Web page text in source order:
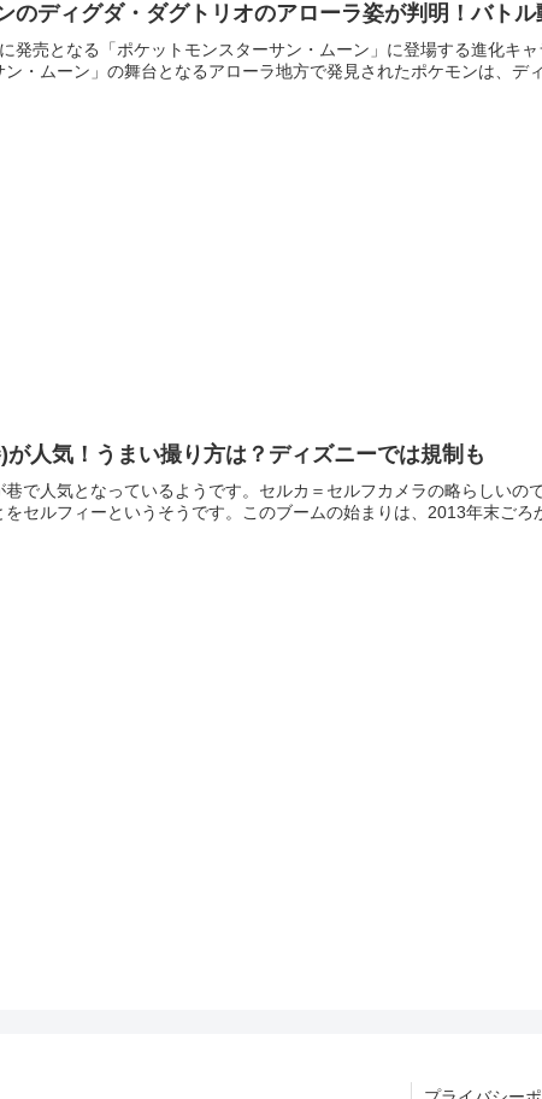
のディグダ・ダグトリオのアローラ姿が判明！バトル
発売となる「ポケットモンスターサン・ムーン」に登場する進化キャ
ン・ムーン」の舞台となるアローラ地方で発見されたポケモンは、デ
が人気！うまい撮り方は？ディズニーでは規制も
で人気となっているようです。セルカ＝セルフカメラの略らしいの
セルフィーというそうです。このブームの始まりは、2013年末ごろ